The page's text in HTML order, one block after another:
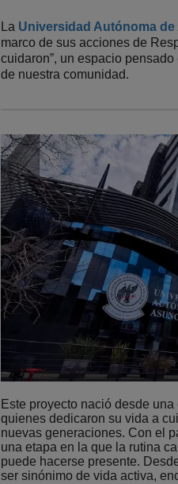
La Universidad Autónoma
marco de sus acciones de
cuidaron”, un espacio
de nuestra comunidad.
Este proyecto nació desde
quienes dedicaron su vida a
nuevas generaciones. Con el
una etapa en la que la rutina
puede hacerse presente.
ser sinónimo de vida activa,